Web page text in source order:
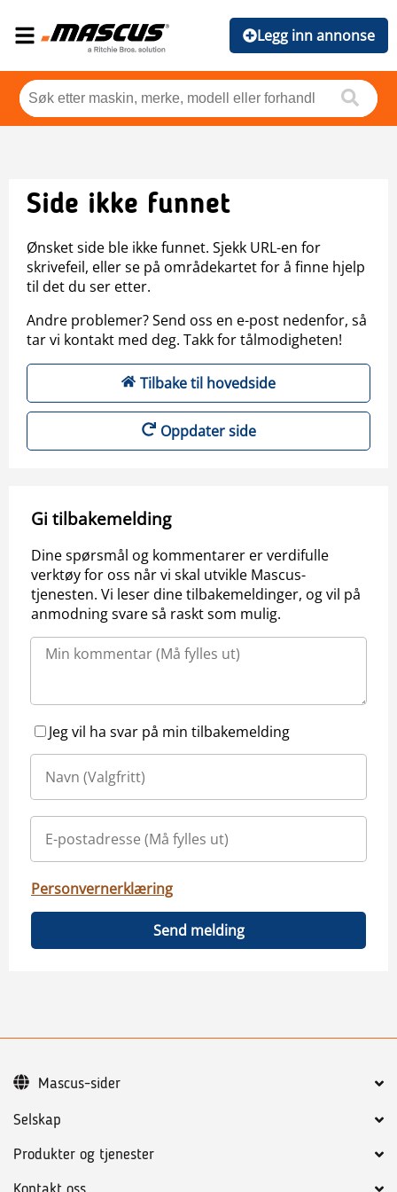
Legg inn annonse
Side ikke funnet
Ønsket side ble ikke funnet. Sjekk URL-en for
skrivefeil, eller se på områdekartet for å finne hjelp
til det du ser etter.
Andre problemer? Send oss en e-post nedenfor, så
tar vi kontakt med deg. Takk for tålmodigheten!
Tilbake til hovedside
Oppdater side
Gi tilbakemelding
Dine spørsmål og kommentarer er verdifulle
verktøy for oss når vi skal utvikle Mascus-
tjenesten. Vi leser dine tilbakemeldinger, og vil på
anmodning svare så raskt som mulig.
Jeg vil ha svar på min tilbakemelding
Personvernerklæring
Send melding
Selskap
Produkter og tjenester
Mascus-sider